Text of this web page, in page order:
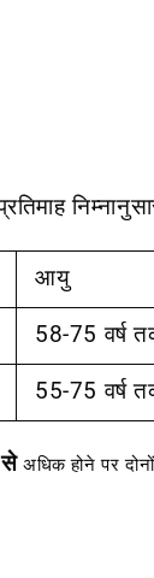
आयु
58-75 वर्ष
55-75 वर्ष
सेअधिक होने पर